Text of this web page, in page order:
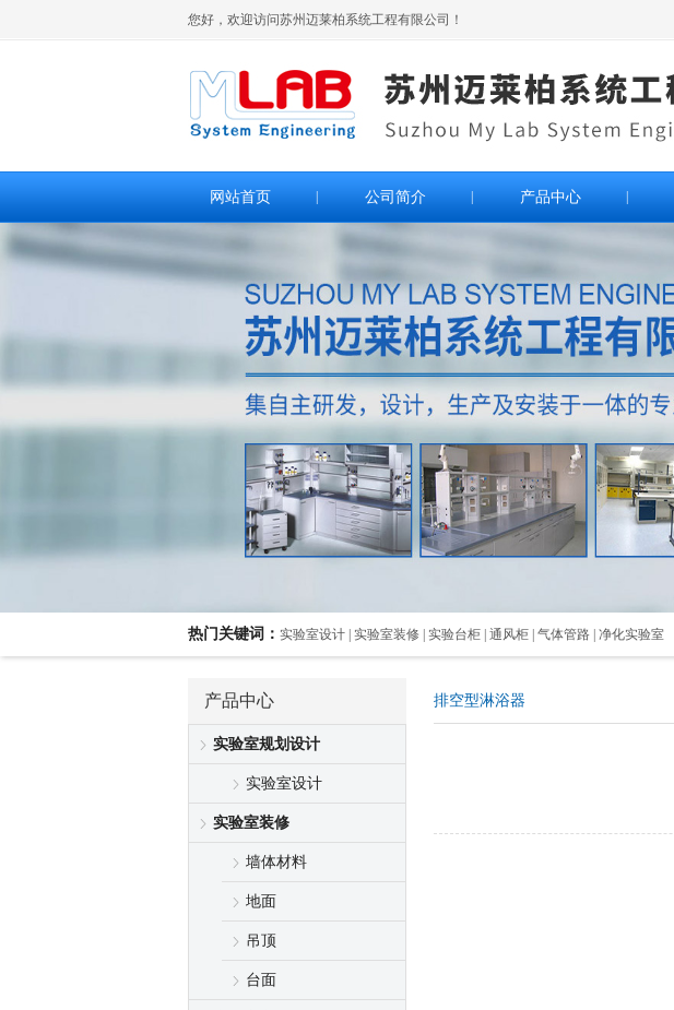
您好，欢迎访问苏州迈莱柏系统工程有限公司！
网站首页 公司简介 产品中心
热门关键词： 实验室设计 | 实验室装修 | 实验台柜 | 通风柜 | 气体管路 | 净化实验室
产品中心
实验室规划设计
实验室设计
实验室装修
墙体材料
地面
吊顶
台面
排空型淋浴器